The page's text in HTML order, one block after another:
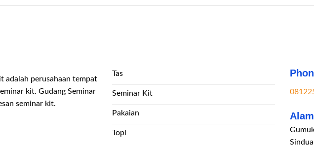
adalah perusahaan tempat
kit. Gudang Seminar
seminar kit.
Tas
Seminar Kit
Pakaian
Topi